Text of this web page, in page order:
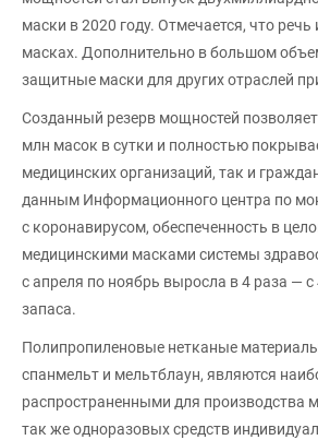
маски в 2020 году. Отмечается, что
масках. Дополнительно в большом
защитные маски для других отраслей
Созданный резерв мощностей
млн масок в сутки и полностью
медицинских организаций, так и
данным Информационного центра по
с коронавирусом, обеспеченность в
медицинскими масками системы
с апреля по ноябрь выросла в 4 раза — с
запаса.
Полипропиленовые нетканые
спанмельт и мельтблаун, являются
распространенными для производства
так же одноразовых средств